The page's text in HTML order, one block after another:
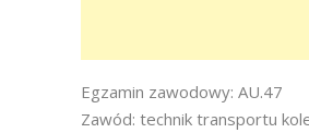
Egzamin zawodowy: AU.47
Zawód: technik transportu